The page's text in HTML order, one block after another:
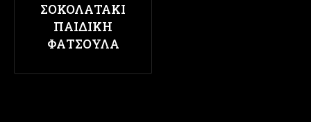
ΣΟΚΟΛΑΤΑΚΙ
ΠΑΙΔΙΚΗ
ΦΑΤΣΟΥΛΑ